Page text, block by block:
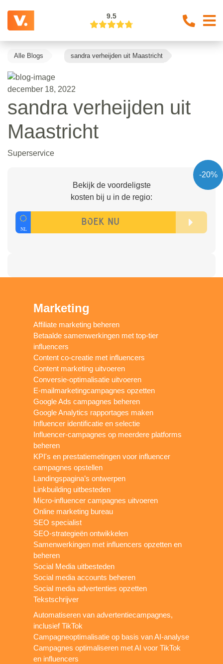
9.5
Alle Blogs sandra verheijden uit Maastricht
december 18, 2022
sandra verheijden uit
Maastricht
Superservice
-20%
Bekijk de voordeligste
kosten bij u in de regio:
Marketing
Affiliate marketing beheren
Betaalde samenwerkingen met top-tier
influencers
Content co-creatie met influencers
Content marketing uitvoeren
Conversie-optimalisatie uitvoeren
E-mailmarketingcampagnes opzetten
Google Ads campagnes beheren
Google Analytics rapportages maken
Influencer identificatie en selectie
Influencer-campagnes op meerdere platforms
beheren
KPI's en prestatiemetingen voor influencer
campagnes opstellen
Landingspagina’s ontwerpen
Linkbuilding uitbesteden
Micro-influencer campagnes uitvoeren
Online marketing bureau
SEO specialist
SEO-strategieën ontwikkelen
Samenwerkingen met influencers opzetten en
beheren
Social Media uitbesteden
Social media accounts beheren
Social media advertenties opzetten
Tekstschrijver
Automatiseren van advertentiecampagnes,
inclusief TikTok
Campagneoptimalisatie op basis van AI-analyse
Campagnes optimaliseren met AI voor TikTok
en influencers